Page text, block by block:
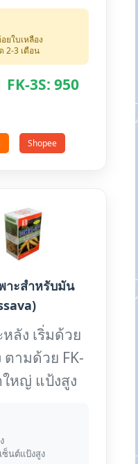
ยใบเหลือง
2-3 เดือน
3S: 950
Shopee
พาะสำหรับมัน
ลัง เริ่มด้วย
ตามด้วย FK-
หญ่ แป้งสูง
ซ็นต์แป้งสูง